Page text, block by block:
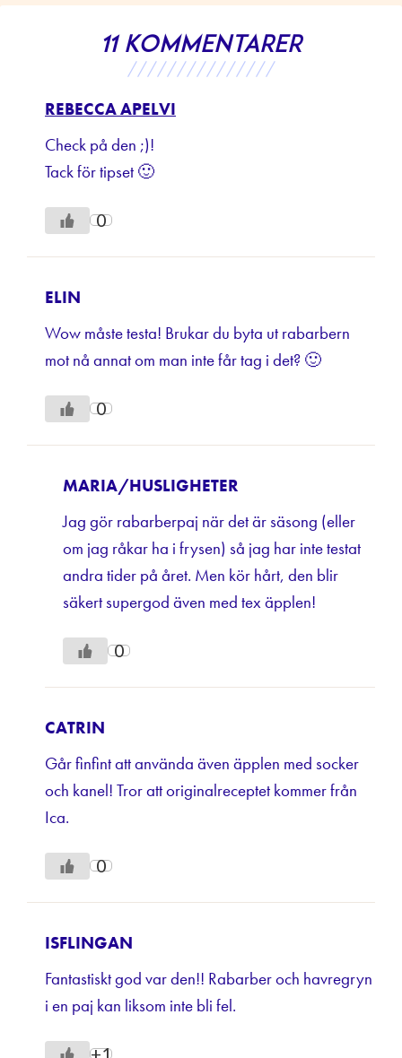
11 kommentarer
///////////////
REBECCA APELVI
Check på den ;)!
Tack för tipset 🙂
0
ELIN
Wow måste testa! Brukar du byta ut rabarbern
mot nå annat om man inte får tag i det? 🙂
0
MARIA/HUSLIGHETER
Jag gör rabarberpaj när det är säsong (eller
om jag råkar ha i frysen) så jag har inte testat
andra tider på året. Men kör hårt, den blir
säkert supergod även med tex äpplen!
0
CATRIN
Går finfint att använda även äpplen med socker
och kanel! Tror att originalreceptet kommer från
Ica.
0
ISFLINGAN
Fantastiskt god var den!! Rabarber och havregryn
i en paj kan liksom inte bli fel.